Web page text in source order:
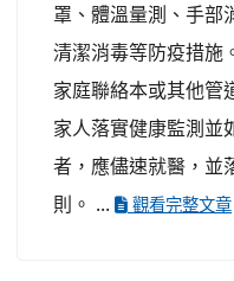
罩、體溫量測、手部
清潔消毒等防疫措施
家庭聯絡本或其他管
家人落實健康監測並
者，應儘速就醫，並
則。 ...
觀看完整文章